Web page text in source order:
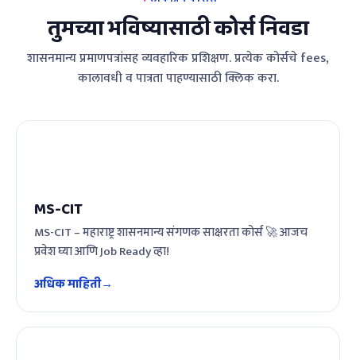
तुमच्या भविष्यासाठी कोर्स निवडा
शासनमान्य प्रमाणपत्रांसह व्यवहारिक प्रशिक्षण. प्रत्येक कोर्सचे fees,
कालावधी व पात्रता पाहण्यासाठी क्लिक करा.
MS-CIT
MS-CIT – महाराष्ट्र शासनमान्य संगणक साक्षरता कोर्स 🚀 आजच
प्रवेश घ्या आणि Job Ready व्हा!
अधिक माहिती